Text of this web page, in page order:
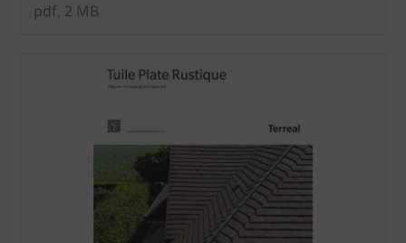
pdf, 2 MB